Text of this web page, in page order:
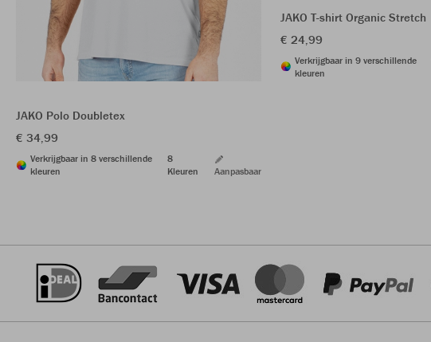
JAKO Polo Doubletex
€ 34,99
Verkrijgbaar in 8 verschillende
kleuren
8
Kleuren
Aanpasbaar
JAKO T-shirt Organic Stretch
€ 24,99
Verkrijgbaar in 9 verschillende
kleuren